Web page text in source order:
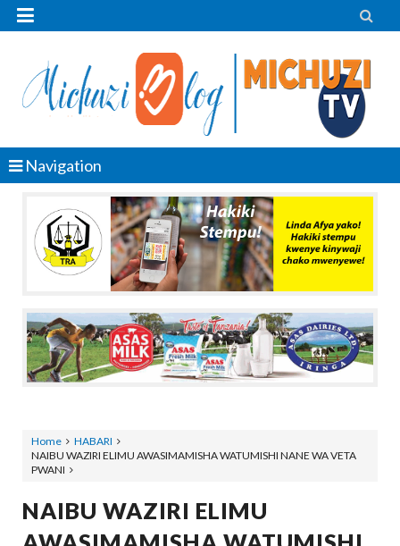
 
Navigation
Home
HABARI
NAIBU WAZIRI ELIMU AWASIMAMISHA WATUMISHI NANE WA VETA
PWANI
NAIBU WAZIRI ELIMU